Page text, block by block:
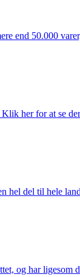
end 50.000
her for at se
del til hele
og har ligesom